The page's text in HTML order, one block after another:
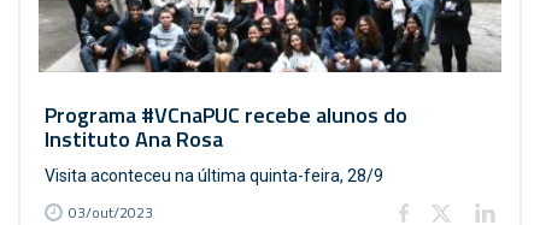
Programa #VCnaPUC recebe alunos do
Instituto Ana Rosa
Visita aconteceu na última quinta-feira, 28/9
03/out/2023